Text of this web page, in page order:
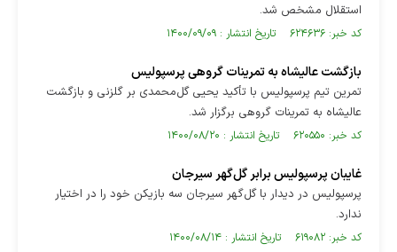
استقلال مشخص شد.
کد خبر: ۶۲۴۶۳۶ تاریخ انتشار : ۱۴۰۰/۰۹/۰۹
بازگشت عالیشاه به تمرینات گروهی پرسپولیس
تمرین تیم پرسپولیس با تأکید یحیی گل‌محمدی بر گلزنی و بازگشت
عالیشاه به تمرینات گروهی برگزار شد.
کد خبر: ۶۲۰۵۵۰ تاریخ انتشار : ۱۴۰۰/۰۸/۲۰
غایبان پرسپولیس برابر گل‌گهر سیرجان
پرسپولیس در دیدار با گل‌گهر سیرجان سه بازیکن خود را در اختیار
ندارد.
کد خبر: ۶۱۹۰۸۲ تاریخ انتشار : ۱۴۰۰/۰۸/۱۴